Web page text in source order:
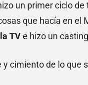
un primer ciclo
que hacía en el
TVe hizo un
y cimiento de lo que